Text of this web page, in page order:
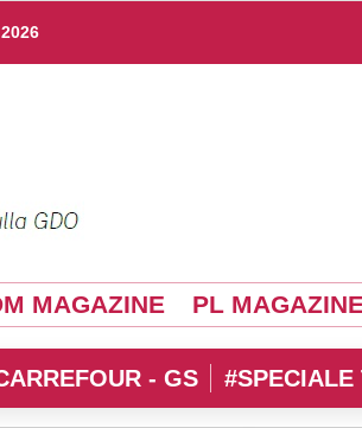
MAGAZINE PL
- GS #SPECIALE